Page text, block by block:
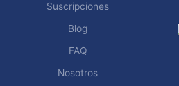
Suscripciones
Blog
FAQ
Nosotros